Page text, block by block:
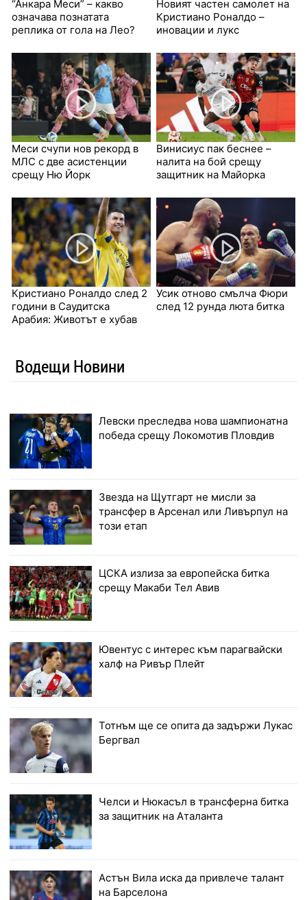
“Анкара Меси” – какво
означава познатата
реплика от гола на Лео?
Новият частен самолет на
Кристиано Роналдо –
иновации и лукс
Меси счупи нов рекорд в
МЛС с две асистенции
срещу Ню Йорк
Винисиус пак беснее –
налита на бой срещу
защитник на Майорка
Кристиано Роналдо след 2
години в Саудитска
Арабия: Животът е хубав
Усик отново смълча Фюри
след 12 рунда люта битка
Водещи Новини
Левски преследва нова шампионатна
победа срещу Локомотив Пловдив
Звезда на Щутгарт не мисли за
трансфер в Арсенал или Ливърпул на
този етап
ЦСКА излиза за европейска битка
срещу Макаби Тел Авив
Ювентус с интерес към парагвайски
халф на Ривър Плейт
Тотнъм ще се опита да задържи Лукас
Бергвал
Челси и Нюкасъл в трансферна битка
за защитник на Аталанта
Астън Вила иска да привлече талант
на Барселона